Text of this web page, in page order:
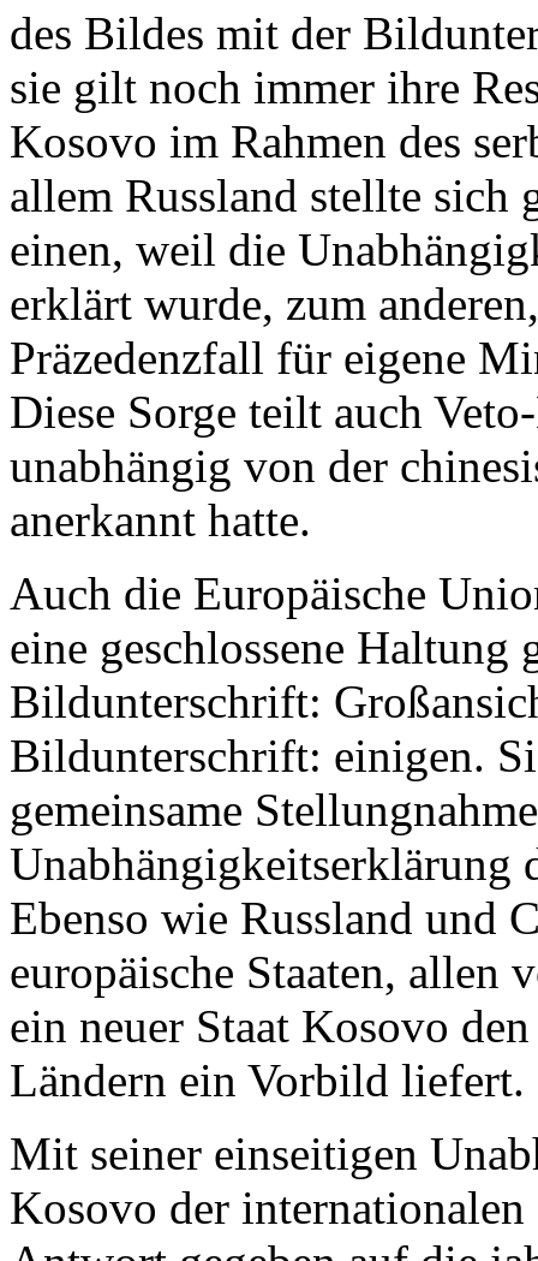
des Bildes mit der
sie gilt noch immer ihre
Kosovo im Rahmen des
allem Russland stellte sich
einen, weil die
erklärt wurde, zum
Präzedenzfall für eigene
Diese Sorge teilt auch
unabhängig von der
anerkannt hatte.
Auch die Europäische
eine geschlossene Haltung
Bildunterschrift:
Bildunterschrift: einigen.
gemeinsame
Unabhängigkeitserklärung
Ebenso wie Russland und
europäische Staaten, allen
ein neuer Staat Kosovo
Ländern ein Vorbild liefert.
Mit seiner einseitigen
Kosovo der internationalen